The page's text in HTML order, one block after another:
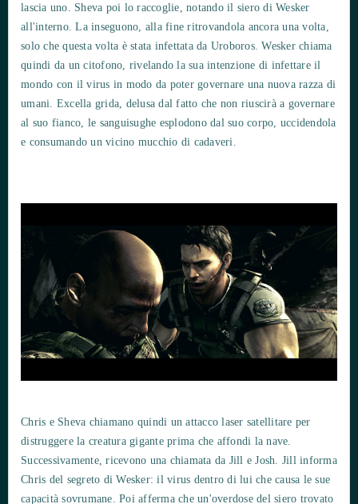
lascia uno. Sheva poi lo raccoglie, notando il siero di Wesker
all'interno. La inseguono, alla fine ritrovandola ancora una volta,
solo che questa volta è stata infettata da Uroboros. Wesker chiama
quindi da un citofono, rivelando la sua intenzione di infettare il
mondo con il virus in modo da poter governare una nuova razza di
umani. Excella grida, delusa dal fatto che non riuscirà a governare
al suo fianco, le sanguisughe esplodono dal suo corpo, uccidendola
e consumando un vicino mucchio di cadaveri.
Chris e Sheva chiamano quindi un attacco laser satellitare per
distruggere la creatura gigante prima che affondi la nave.
Successivamente, ricevono una chiamata da Jill e Josh. Jill informa
Chris del segreto di Wesker: il virus dentro di lui che causa le sue
capacità sovrumane. Poi afferma che un'overdose del siero trovato